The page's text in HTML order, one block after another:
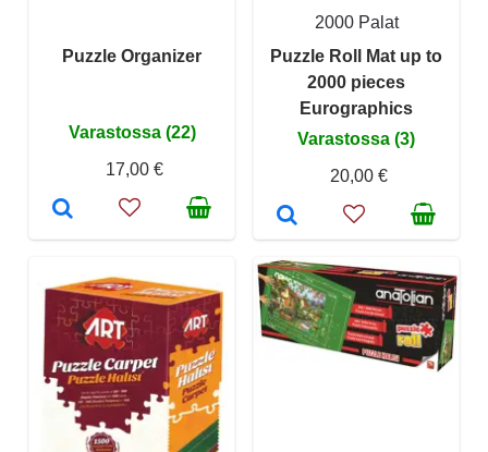
Puzzle Organizer
Varastossa (22)
17,00 €
2000 Palat
Puzzle Roll Mat up to
2000 pieces
Eurographics
Varastossa (3)
20,00 €